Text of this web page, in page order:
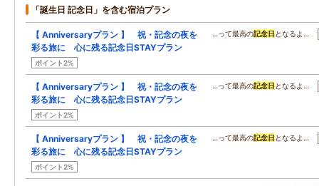
「誕生日 記念日」を含む宿泊プラン
【 Anniversaryプラン 】 祝・記念の夜を
彩る旅に 心に残る記念日STAYプラン
ポイント2%
…って最高の記念日 となるよ…
【 Anniversaryプラン 】 祝・記念の夜を
彩る旅に 心に残る記念日STAYプラン
ポイント2%
…って最高の記念日 となるよ…
【 Anniversaryプラン 】 祝・記念の夜を
彩る旅に 心に残る記念日STAYプラン
ポイント2%
…って最高の記念日 となるよ…